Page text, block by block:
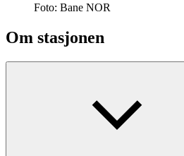
Foto: Bane NOR
Om stasjonen